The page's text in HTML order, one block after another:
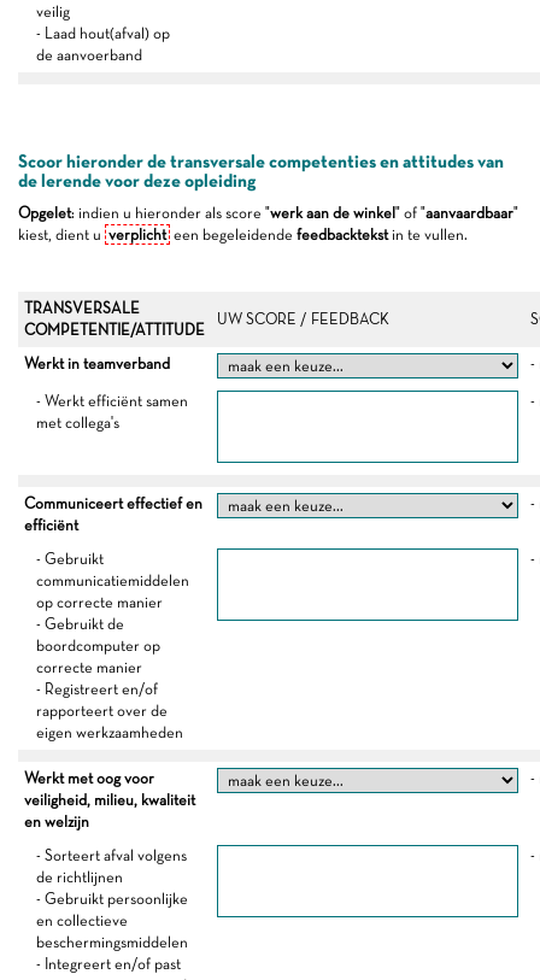
veilig
- Laad hout(afval) op
de aanvoerband
Scoor hieronder de transversale competenties en attitudes van
de lerende voor deze opleiding
Opgelet: indien u hieronder als score "werk aan de winkel " of "aanvaardbaar"
kiest, dient u verplicht een begeleidende feedbacktekstin te vullen.
TRANSVERSALE
COMPETENTIE/ATTITUDE
UW SCORE / FEEDBACK
Werkt in teamverband -
- Werkt efficiënt samen
met collega's
-
Communiceert effectief en
efficiënt
-
- Gebruikt
communicatiemiddelen
op correcte manier
- Gebruikt de
boordcomputer op
correcte manier
- Registreert en/of
rapporteert over de
eigen werkzaamheden
-
Werkt met oog voor
veiligheid, milieu, kwaliteit
en welzijn
-
- Sorteert afval volgens
de richtlijnen
- Gebruikt persoonlijke
en collectieve
beschermingsmiddelen
- Integreert en/of past
-